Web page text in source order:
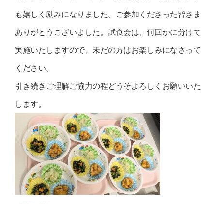
も嬉しく励みになりました。ご参加くださった皆さま
ありがとうございました。試食会は、何回かに分けて
実施いたしますので、未だの方はお楽しみになさって
ください。
引き続きご理解ご協力の程どうそよろしくお願いいた
します。